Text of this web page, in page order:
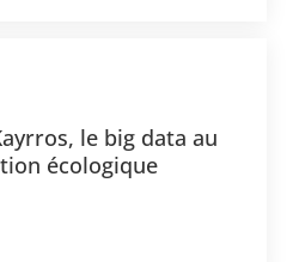
le big data au
écologique